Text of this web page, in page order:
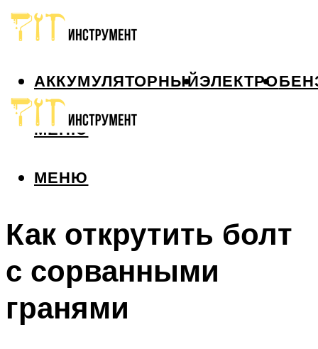
АККУМУЛЯТОРНЫЙЭЛЕКТРО
МЕНЮ
МЕНЮ
Как открутить болт
с сорванными
гранями